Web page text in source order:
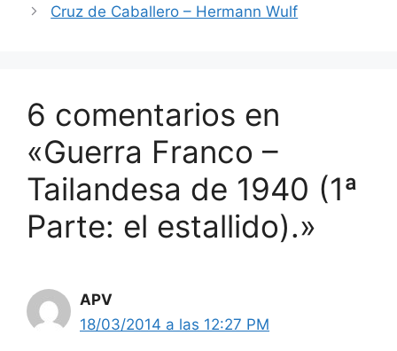
Cruz de Caballero – Hermann Wulf
6 comentarios en
«Guerra Franco –
Tailandesa de 1940 (1ª
Parte: el estallido).»
APV
18/03/2014 a las 12:27 PM